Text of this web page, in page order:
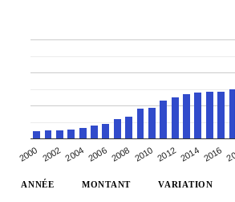
2000 2002 2004 2006 2008 2010 2012 2014 2016
ANNÉE MONTANT VARIATION